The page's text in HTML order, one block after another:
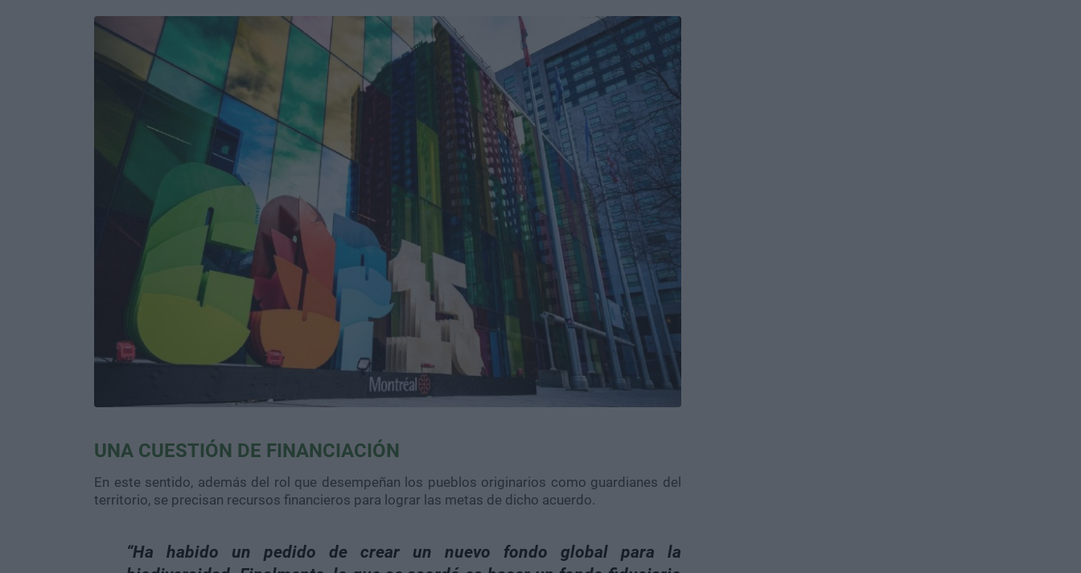
UNA CUESTIÓN DE FINANCIACIÓN
En este sentido, además del rol que desempeñan los pueblos originarios como guardianes del
territorio, se precisan recursos financieros para lograr las metas de dicho acuerdo.
“Ha habido un pedido de crear un nuevo fondo global para la